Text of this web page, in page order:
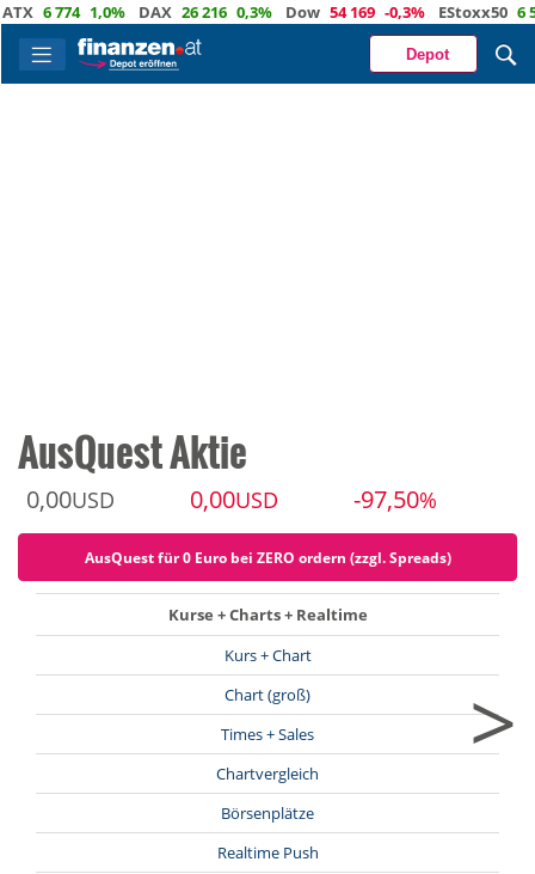
6 774 1,0% DAX 26 216 0,3% Dow 54 169 -0,3% EStoxx50 6 525
Depot
AusQuest Aktie
0,00USD 0,00USD -97,50%
AusQuest für 0 Euro bei ZERO ordern (zzgl. Spreads)
Kurse + Charts + Realtime
Kurs + Chart
Chart (groß)
Times + Sales
Chartvergleich
Börsenplätze
Realtime Push
>